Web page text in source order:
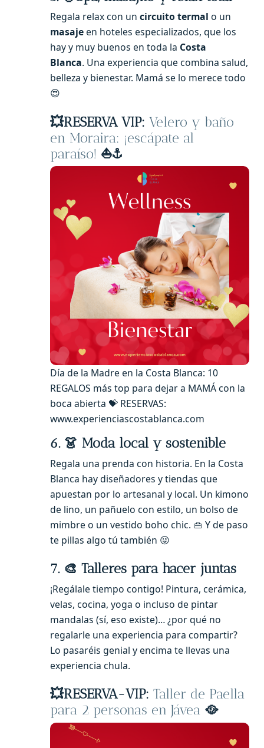
Regala relax con un circuito termal o un
masajeen hoteles especializados, que los
hay y muy buenos en toda la Costa
Blanca. Una experiencia que combina salud,
belleza y bienestar. Mamá se lo merece todo
😍
💥RESERVA VIP: Velero y baño
en Moraira: ¡escápate al
paraíso! ⛵️⚓️
Día de la Madre en la Costa Blanca: 10
REGALOS más top para dejar a MAMÁ con la
boca abierta 💝 RESERVAS:
www.experienciascostablanca.com
6. 👗 Moda local y sostenible
Regala una prenda con historia. En la Costa
Blanca hay diseñadores y tiendas que
apuestan por lo artesanal y local. Un kimono
de lino, un pañuelo con estilo, un bolso de
mimbre o un vestido boho chic. 👜 Y de paso
te pillas algo tú también 😜
7. 🎨 Talleres para hacer juntas
¡Regálale tiempo contigo! Pintura, cerámica,
velas, cocina, yoga o incluso de pintar
mandalas (sí, eso existe)… ¿por qué no
regalarle una experiencia para compartir?
Lo pasaréis genial y encima te llevas una
experiencia chula.
💥RESERVA-VIP: Taller de Paella
para 2 personas en Jávea 🥘